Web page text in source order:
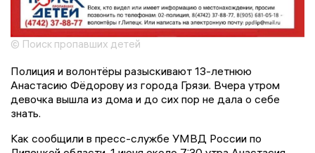
© Поиск пропавших детей
Полиция и волонтёры разыскивают 13-летнюю
Анастасию Фёдорову из города Грязи. Вчера утром
девочка вышла из дома и до сих пор не дала о себе
знать.
Как сообщили в пресс-службе УМВД России по